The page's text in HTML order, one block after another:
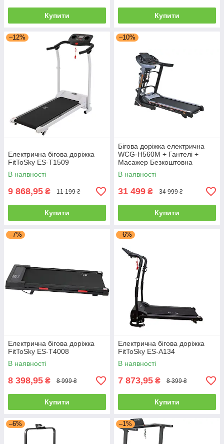
Купити Купити
–12%
Електрична бігова доріжка
FitToSky ES-T1509
В наявності
9 868,95 ₴ 11 199 ₴
Купити
–10%
Бігова доріжка електрична
WCG-H560М + Гантелі +
Масажер Безкоштовна
доставка
В наявності
31 499 ₴ 34 999 ₴
Купити
–7%
Електрична бігова доріжка
FitToSky ES-T4008
В наявності
8 398,95 ₴ 8 999 ₴
Купити
–6%
Електрична бігова доріжка
FitToSky ES-A134
В наявності
7 873,95 ₴ 8 399 ₴
Купити
–6% –1%